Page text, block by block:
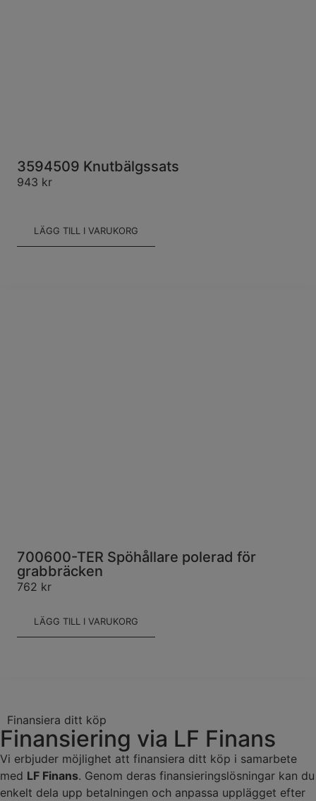
3594509 Knutbälgssats
943 kr
LÄGG TILL I VARUKORG
700600-TER Spöhållare polerad för
grabbräcken
762 kr
LÄGG TILL I VARUKORG
Finansiera ditt köp
Finansiering via LF Finans
Vi erbjuder möjlighet att finansiera ditt köp i samarbete
med LF Finans. Genom deras finansieringslösningar kan du
enkelt dela upp betalningen och anpassa upplägget efter